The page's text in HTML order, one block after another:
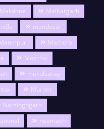
Makdone
Malhargarh
mandosur
Mathura
Moscow
mukulsaray
Murder
Narsinghgarh
neemach